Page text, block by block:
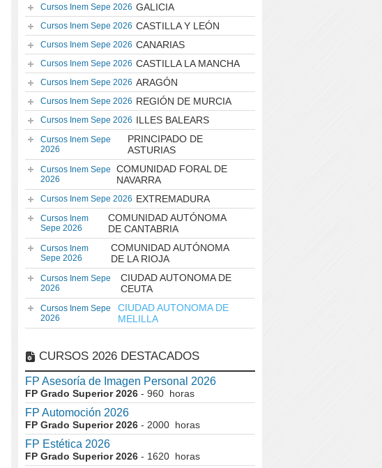
Cursos Inem Sepe 2026 GALICIA
Cursos Inem Sepe 2026 CASTILLA Y LEÓN
Cursos Inem Sepe 2026 CANARIAS
Cursos Inem Sepe 2026 CASTILLA LA MANCHA
Cursos Inem Sepe 2026 ARAGÓN
Cursos Inem Sepe 2026 REGIÓN DE MURCIA
Cursos Inem Sepe 2026 ILLES BALEARS
Cursos Inem Sepe
2026
PRINCIPADO DE
ASTURIAS
Cursos Inem Sepe
2026
COMUNIDAD FORAL DE
NAVARRA
Cursos Inem Sepe 2026 EXTREMADURA
Cursos Inem
Sepe 2026
COMUNIDAD AUTÓNOMA
DE CANTABRIA
Cursos Inem
Sepe 2026
COMUNIDAD AUTÓNOMA
DE LA RIOJA
Cursos Inem Sepe
2026
CIUDAD AUTONOMA DE
CEUTA
Cursos Inem Sepe
2026
CIUDAD AUTONOMA DE
MELILLA
CURSOS 2026 DESTACADOS
FP Asesoría de Imagen Personal 2026
FP Grado Superior 2026 - 960 horas
FP Automoción 2026
FP Grado Superior 2026 - 2000 horas
FP Estética 2026
FP Grado Superior 2026 - 1620 horas